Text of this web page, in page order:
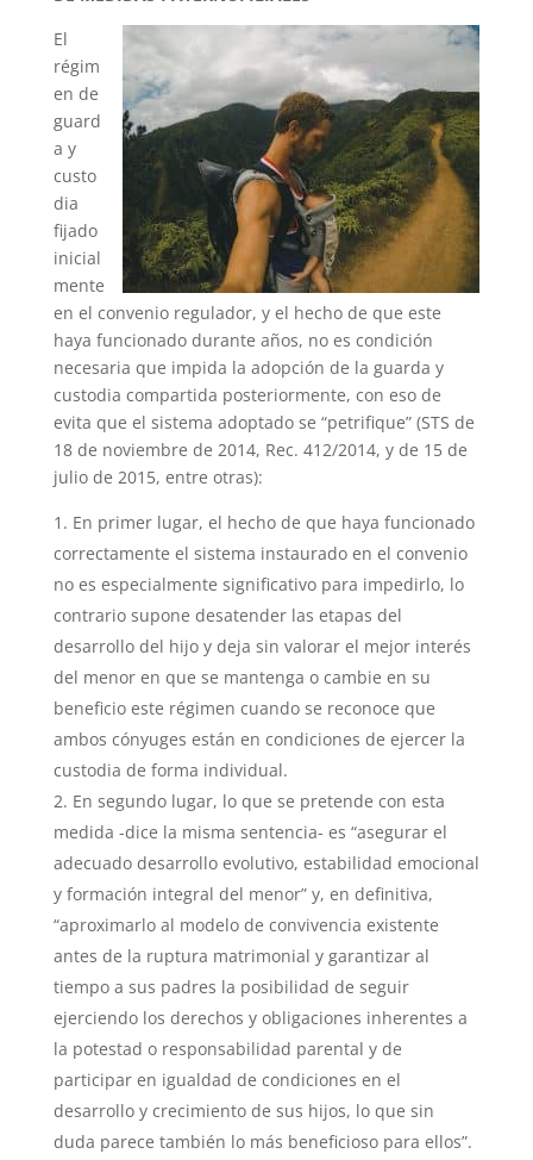
El
régim
en de
guard
a y
custo
dia
fijado
inicial
mente
en el convenio regulador, y el hecho de que este
haya funcionado durante años, no es condición
necesaria que impida la adopción de la guarda y
custodia compartida posteriormente, con eso de
evita que el sistema adoptado se “petrifique” (STS de
18 de noviembre de 2014, Rec. 412/2014, y de 15 de
julio de 2015, entre otras):
En primer lugar, el hecho de que haya funcionado
correctamente el sistema instaurado en el convenio
no es especialmente significativo para impedirlo, lo
contrario supone desatender las etapas del
desarrollo del hijo y deja sin valorar el mejor interés
del menor en que se mantenga o cambie en su
beneficio este régimen cuando se reconoce que
ambos cónyuges están en condiciones de ejercer la
custodia de forma individual.
En segundo lugar, lo que se pretende con esta
medida -dice la misma sentencia- es “asegurar el
adecuado desarrollo evolutivo, estabilidad emocional
y formación integral del menor” y, en definitiva,
“aproximarlo al modelo de convivencia existente
antes de la ruptura matrimonial y garantizar al
tiempo a sus padres la posibilidad de seguir
ejerciendo los derechos y obligaciones inherentes a
la potestad o responsabilidad parental y de
participar en igualdad de condiciones en el
desarrollo y crecimiento de sus hijos, lo que sin
duda parece también lo más beneficioso para ellos”.